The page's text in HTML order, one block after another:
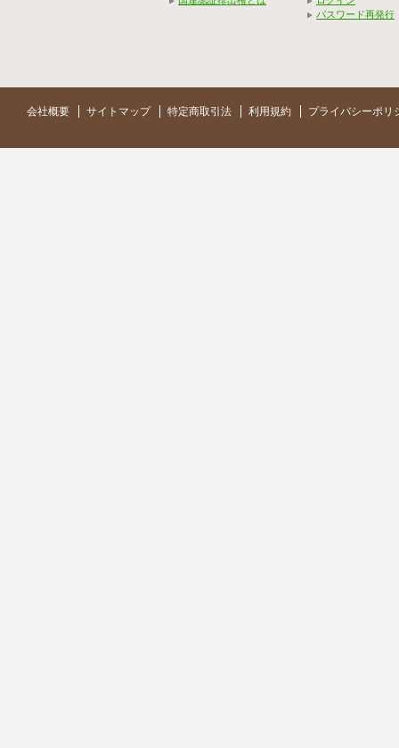
パスワード再発行
会社概要 サイトマップ 特定商取引法 利用規約 プライバシーポリ